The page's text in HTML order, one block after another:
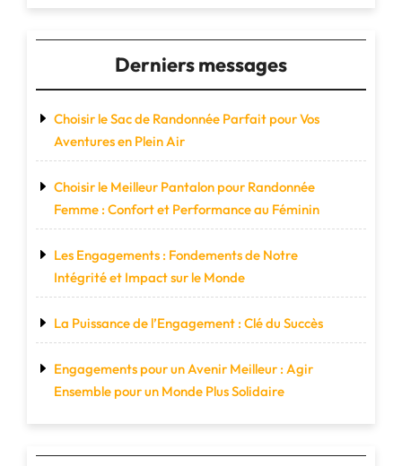
Derniers messages
Choisir le Sac de Randonnée Parfait pour Vos
Aventures en Plein Air
Choisir le Meilleur Pantalon pour Randonnée
Femme : Confort et Performance au Féminin
Les Engagements : Fondements de Notre
Intégrité et Impact sur le Monde
La Puissance de l’Engagement : Clé du Succès
Engagements pour un Avenir Meilleur : Agir
Ensemble pour un Monde Plus Solidaire